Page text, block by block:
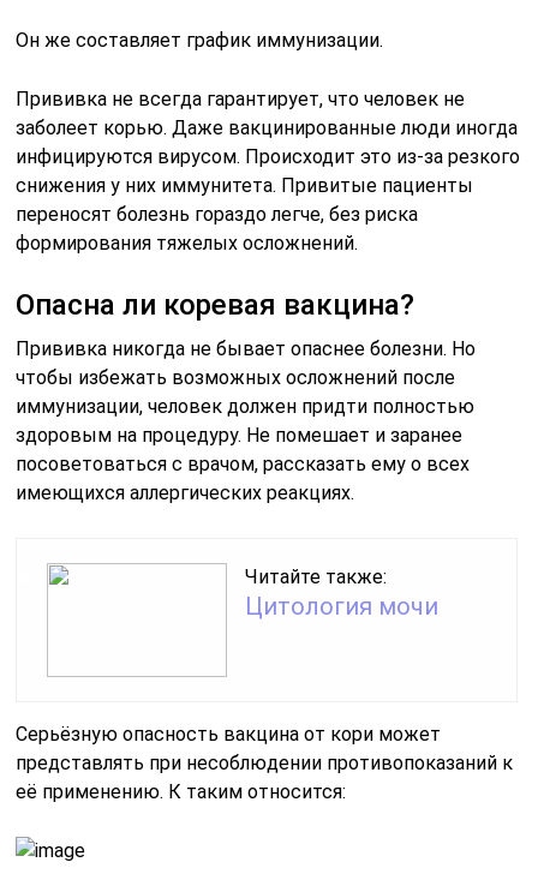
Он же составляет график иммунизации.
Прививка не всегда гарантирует, что человек не
заболеет корью. Даже вакцинированные люди иногда
инфицируются вирусом. Происходит это из-за резкого
снижения у них иммунитета. Привитые пациенты
переносят болезнь гораздо легче, без риска
формирования тяжелых осложнений.
Опасна ли коревая вакцина?
Прививка никогда не бывает опаснее болезни. Но
чтобы избежать возможных осложнений после
иммунизации, человек должен придти полностью
здоровым на процедуру. Не помешает и заранее
посоветоваться с врачом, рассказать ему о всех
имеющихся аллергических реакциях.
Читайте также:
Цитология мочи
Серьёзную опасность вакцина от кори может
представлять при несоблюдении противопоказаний к
её применению. К таким относится: